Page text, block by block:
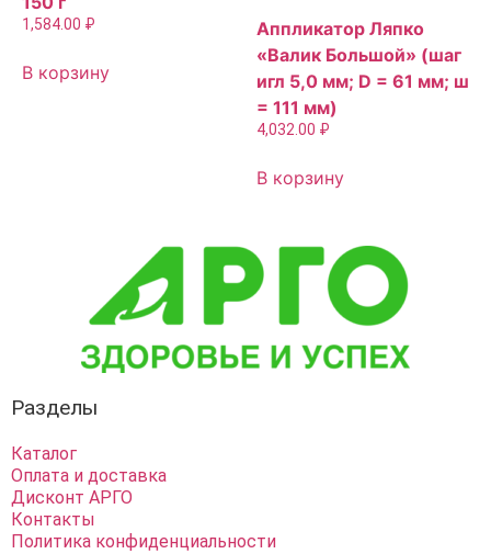
1,584.00 ₽
В корзину
Аппликатор Ляпко
«Валик Большой» (шаг
игл 5,0 мм; D = 61 мм; ш
= 111 мм)
4,032.00 ₽
В корзину
Разделы
Каталог
Оплата и доставка
Дисконт АРГО
Контакты
Политика конфиденциальности